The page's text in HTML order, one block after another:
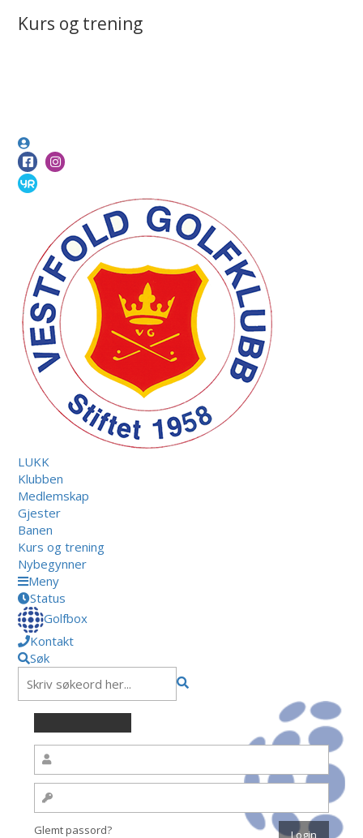
Kurs og trening
LUKK
Klubben
Medlemskap
Gjester
Banen
Kurs og trening
Nybegynner
Meny
Status
Golfbox
Kontakt
Søk
Glemt passord?